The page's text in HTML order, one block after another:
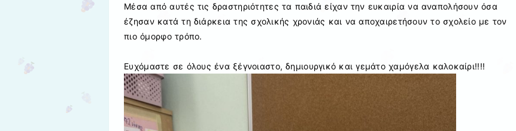
Μέσα από αυτές τις δραστηριότητες τα παιδιά είχαν την ευκαιρία να αναπολήσουν όσα
έζησαν κατά τη διάρκεια της σχολικής χρονιάς και να αποχαιρετήσουν το σχολείο με τον
πιο όμορφο τρόπο.
Ευχόμαστε σε όλους ένα ξέγνοιαστο, δημιουργικό και γεμάτο χαμόγελα καλοκαίρι!!!!